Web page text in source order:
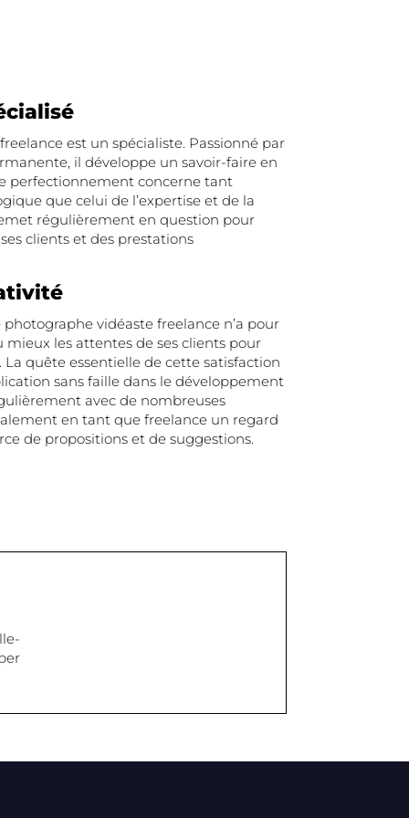
est un spécialiste. Passionné par
il développe un savoir-faire en
perfectionnement concerne tant
que celui de l’expertise et de la
régulièrement en question pour
clients et des prestations
vidéaste freelance n’a pour
mieux les attentes de ses clients pour
quête essentielle de cette satisfaction
sans faille dans le développement
avec de nombreuses
en tant que freelance un regard
de propositions et de suggestions.